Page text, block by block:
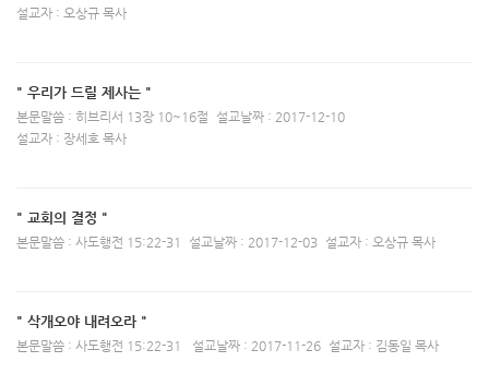
설교자 : 오상규 목사
" 우리가 드릴 제사는 "
본문말씀 : 히브리서 13장 10~16절
설교날짜 : 2017-12-10
설교자 : 장세호 목사
" 교회의 결정 "
본문말씀 : 사도행전 15:22-31 설교날짜 : 2017-12-03 설교자 : 오상규 목사
" 삭개오야 내려오라 "
본문말씀 : 사도행전 15:22-31 설교날짜 : 2017-11-26 설교자 : 김동일 목사